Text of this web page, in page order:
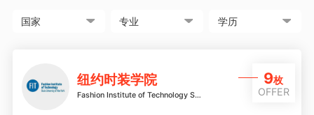
纽约时装学院
Fashion Institute of Technology State University of New York
9枚
OFFER